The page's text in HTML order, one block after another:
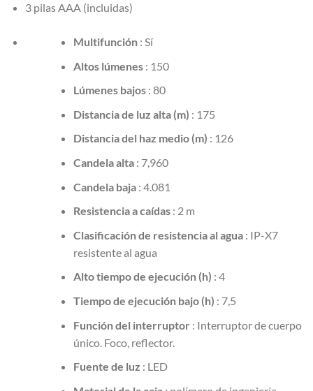
3 pilas AAA (incluidas)
Multifunción: Sí
Altos lúmenes: 150
Lúmenes bajos: 80
Distancia de luz alta (m) : 175
Distancia del haz medio (m) : 126
Candela alta: 7,960
Candela baja: 4.081
Resistencia a caídas: 2 m
Clasificación de resistencia al agua: IP-X7
resistente al agua
Alto tiempo de ejecución (h) : 4
Tiempo de ejecución bajo (h) : 7,5
Función del interruptor : Interruptor de cuerpo
único. Foco, reflector.
Fuente de luz : LED